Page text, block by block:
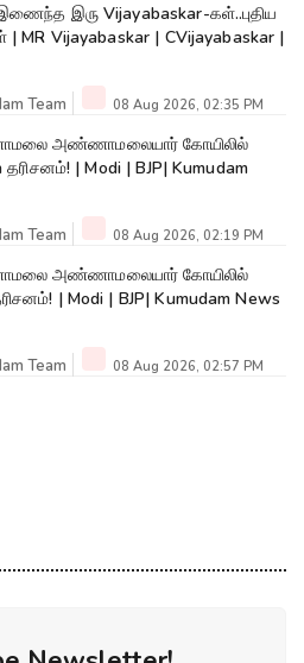
இரு Vijayabaskar-கள்..புதிய
| MR Vijayabaskar | CVijayabaskar |
Team 08 Aug 2026, 02:35 PM
அண்ணாமலையார் கோயிலில்
| Modi | BJP| Kumudam
Team 08 Aug 2026, 02:19 PM
அண்ணாமலையார் கோயிலில்
| Modi | BJP| Kumudam News
Team 08 Aug 2026, 02:57 PM